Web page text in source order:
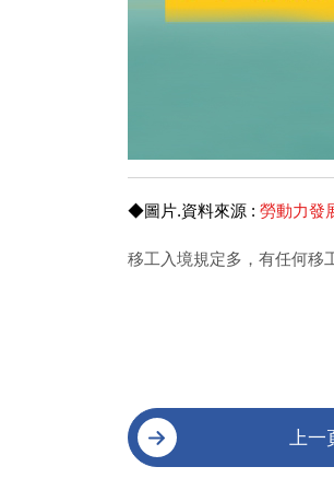
◆圖片.資料來源 :勞動力發
移工入境規定多，有任何
上一